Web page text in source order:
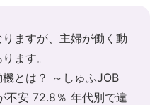
ますが、主婦が働く動
ます。
機とは？ ～しゅふJOB
不安 72.8％ 年代別で違